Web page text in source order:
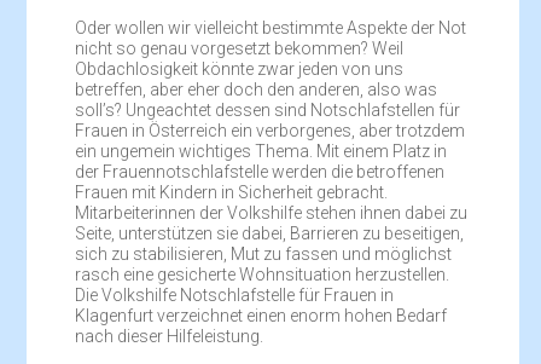
Oder wollen wir vielleicht bestimmte Aspekte der Not
nicht so genau vorgesetzt bekommen? Weil
Obdachlosigkeit könnte zwar jeden von uns
betreffen, aber eher doch den anderen, also was
soll’s? Ungeachtet dessen sind Notschlafstellen für
Frauen in Österreich ein verborgenes, aber trotzdem
ein ungemein wichtiges Thema. Mit einem Platz in
der Frauennotschlafstelle werden die betroffenen
Frauen mit Kindern in Sicherheit gebracht.
Mitarbeiterinnen der Volkshilfe stehen ihnen dabei zu
Seite, unterstützen sie dabei, Barrieren zu beseitigen,
sich zu stabilisieren, Mut zu fassen und möglichst
rasch eine gesicherte Wohnsituation herzustellen.
Die Volkshilfe Notschlafstelle für Frauen in
Klagenfurt verzeichnet einen enorm hohen Bedarf
nach dieser Hilfeleistung.